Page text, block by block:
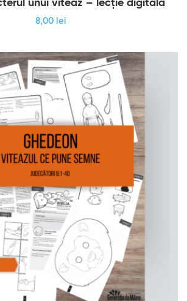
unui viteaz – lecție digitală
8,00 lei